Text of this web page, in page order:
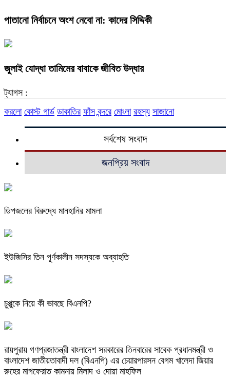
পাতানো নির্বাচনে অংশ নেবো না: কাদের সিদ্দিকী
জুলাই যোদ্ধা তামিমের বাবাকে জীবিত উদ্ধার
ট্যাগস :
করলো কোস্ট গার্ড ডাকাতির ফাঁস বন্দরে মোংলা রহস্য সাজানো
সর্বশেষ সংবাদ
জনপ্রিয় সংবাদ
ডিপজলের বিরুদ্ধে মানহানির মামলা
ইউজিসির তিন পূর্ণকালীন সদস্যকে অব্যাহতি
চুপ্পুকে নিয়ে কী ভাবছে বিএনপি?
রায়পুরায় গণপ্রজাতন্ত্রী বাংলাদেশ সরকারের তিনবারের সাবেক প্রধানমন্ত্রী ও
বাংলাদেশ জাতীয়তাবাদী দল (বিএনপি) এর চেয়ারপারসন বেগম খালেদা জিয়ার
রুহের মাগফেরাত কামনায় মিলাদ ও দোয়া মাহফিল